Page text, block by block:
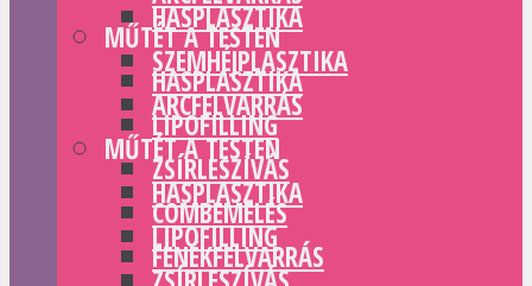
MŰTÉT A TESTEN
HASPLASZTIKA
LIPOFILLING
ZSÍRLESZÍVÁS
COMBEMELÉS
FENÉKFELVARRÁS
HASPLASZTIKA
SZEMHÉJPLASZTIKA
ARCFELVARRÁS
MŰTÉT A TESTEN
HASPLASZTIKA
LIPOFILLING